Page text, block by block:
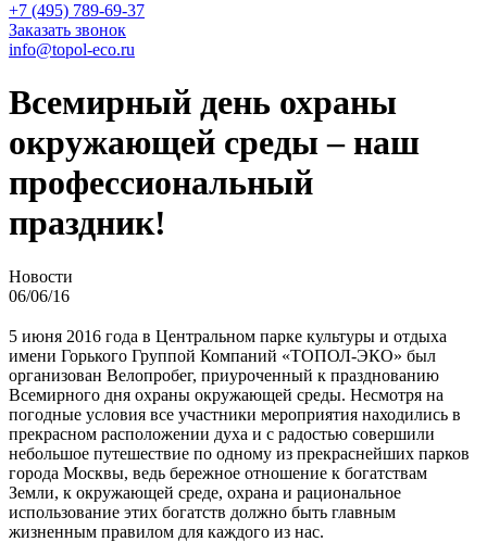
+7 (495) 789-69-37
Заказать звонок
info@topol-eco.ru
Всемирный день охраны
окружающей среды – наш
профессиональный
праздник!
Новости
06/06/16
5 июня 2016 года в Центральном парке культуры и отдыха
имени Горького Группой Компаний «ТОПОЛ-ЭКО» был
организован Велопробег, приуроченный к празднованию
Всемирного дня охраны окружающей среды. Несмотря на
погодные условия все участники мероприятия находились в
прекрасном расположении духа и с радостью совершили
небольшое путешествие по одному из прекраснейших парков
города Москвы, ведь бережное отношение к богатствам
Земли, к окружающей среде, охрана и рациональное
использование этих богатств должно быть главным
жизненным правилом для каждого из нас.